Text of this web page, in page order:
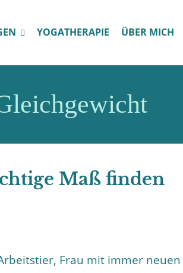
YOGATHERAPIE ÜBER MICH
Maß finden
Frau mit immer neuen